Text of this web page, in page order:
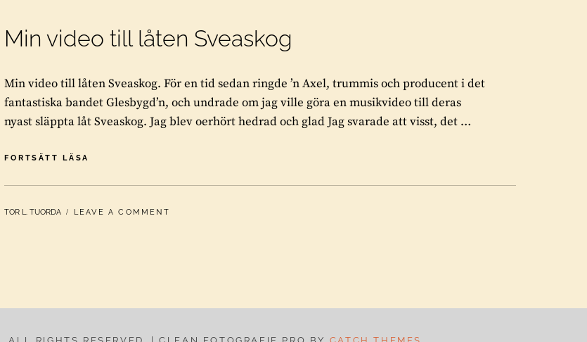
Min video till låten Sveaskog
Min video till låten Sveaskog. För en tid sedan ringde ’n Axel, trummis och producent i det
fantastiska bandet Glesbygd’n, och undrade om jag ville göra en musikvideo till deras
nyast släppta låt Sveaskog. Jag blev oerhört hedrad och glad Jag svarade att visst, det …
FORTSÄTT LÄSA
TILL
SVEASKOG
BY
TOR L. TUORDA LEAVE A COMMENT